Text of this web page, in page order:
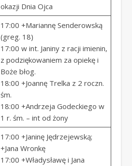
okazji Dnia Ojca
17:00 +Mariannę Senderowską
(greg. 18)
17:00 w int. Janiny z racji imienin,
z podziękowaniem za opiekę i
Boże błog.
18:00 +Joannę Trelka z 2 roczn.
śm.
18:00 +Andrzeja Godeckiego w
1 r. śm. – int od żony
17:00 +Janinę Jędrzejewską;
+Jana Wronkę
17:00 +Władysławę i Jana